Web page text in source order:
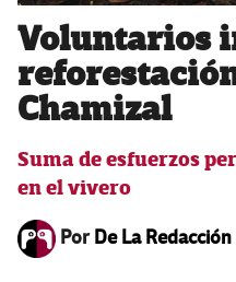
Voluntarios
Chamizal
Suma de esfuerzos
en el vivero
PorDe La Redacción